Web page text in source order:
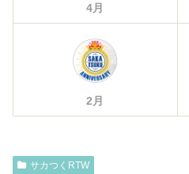
4月
2月
サカつくRTW